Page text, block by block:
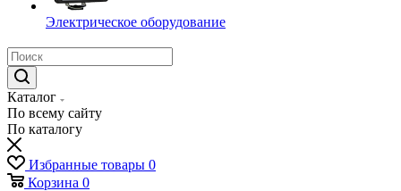
Электрическое оборудование
Каталог
По всему сайту
По каталогу
Избранные товары 0
Корзина 0